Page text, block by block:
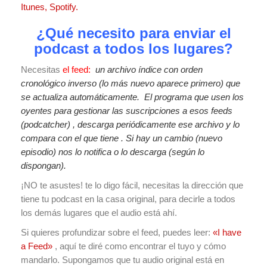
Itunes, Spotify.
¿Qué necesito para enviar el
podcast a todos los lugares?
Necesitas el feed: un archivo índice con orden
cronológico inverso (lo más nuevo aparece primero) que
se actualiza automáticamente. El programa que usen los
oyentes para gestionar las suscripciones a esos feeds
(podcatcher) , descarga periódicamente ese archivo y lo
compara con el que tiene . Si hay un cambio (nuevo
episodio) nos lo notifica o lo descarga (según lo
dispongan).
¡NO te asustes! te lo digo fácil, necesitas la dirección que
tiene tu podcast en la casa original, para decirle a todos
los demás lugares que el audio está ahí.
Si quieres profundizar sobre el feed, puedes leer: «I have
a Feed» , aquí te diré como encontrar el tuyo y cómo
mandarlo. Supongamos que tu audio original está en